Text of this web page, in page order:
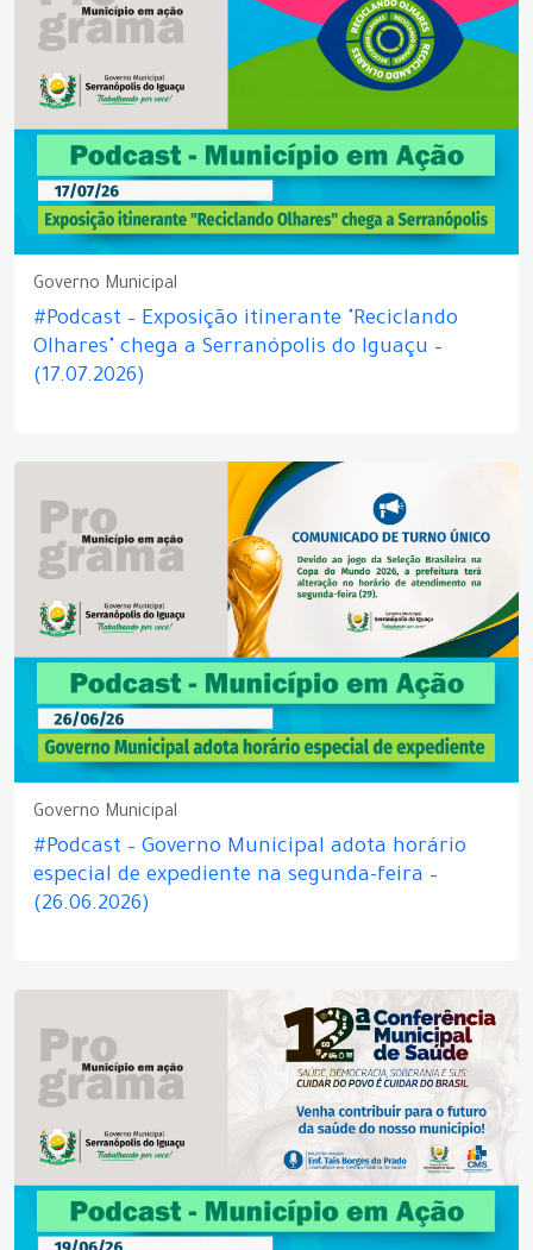
Governo Municipal
#Podcast – Exposição itinerante "Reciclando
Olhares" chega a Serranópolis do Iguaçu –
(17.07.2026)
Governo Municipal
#Podcast – Governo Municipal adota horário
especial de expediente na segunda-feira –
(26.06.2026)